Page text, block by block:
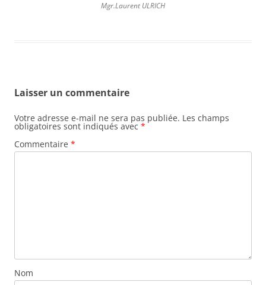
Mgr.Laurent ULRICH
Laisser un commentaire
Votre adresse e-mail ne sera pas publiée. Les champs
obligatoires sont indiqués avec *
Commentaire *
Nom